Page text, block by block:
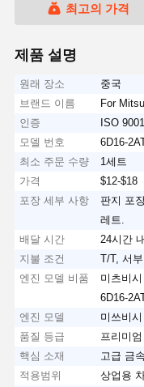
최고의 가격
제품 설명
원래 장소
중국
브랜드 이름
For
인증
ISO 9001
모델 번호
6D16-
최소 주문 수량
1세트
가격
$12-$18
포장 세부 사항
판지 포
레트.
배달 시간
24시간
지불 조건
T/T, 서
엔진 모델 비품
미츠비
6D16-
엔진 모델
미쓰비
품질 등급
프리미
핵심 소재
고급 금
적용범위
상업용